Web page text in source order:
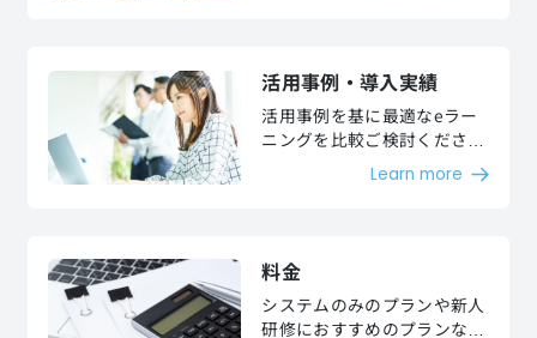
活用事例・導入実績
活用事例を基に最適なeラー
ニングを比較ご検討くださ
Learn more
料金
システムのみのプランや新人
研修におすすめのプランなど